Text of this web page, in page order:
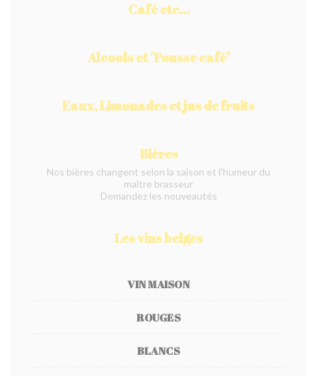
Café etc...
Alcools et "Pousse café"
Eaux, Limonades et jus de fruits
Bières
Nos bières changent selon la saison et l'humeur du
maître brasseur
Demandez les nouveautés
Les vins belges
VIN MAISON
ROUGES
BLANCS